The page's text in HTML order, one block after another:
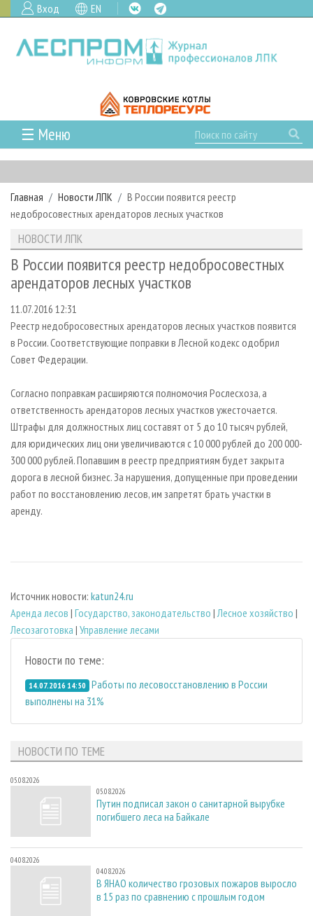
Вход EN
☰ Меню
ГЛАВНАЯ
РУБРИКИ И ТЕМЫ
РУБРИКИ ЖУРНАЛА
ЛЕСОЗАГОТОВКА
ЛЕСОПИЛЕНИЕ
СУШКА ДРЕВЕСИНЫ
ПРОИЗВОДСТВО ДРЕВЕСНЫХ ПЛИТ
ДЕРЕВЯННОЕ ДОМОСТРОЕНИЕ
ПРОИЗВОДСТВО МЕБЕЛИ
БИОЭНЕРГЕТИКА
ЦБП
ИНСТРУМЕНТ И МАТЕРИАЛЫ
НОВОСТИ
НОВОСТИ ЛПК
НОВОСТИ ЖУРНАЛА
ПРОЕКТЫ ЛПИ
АНАЛИТИКА
ПРЕДПРИЯТИЯ ЛПК
ПЕРСОНЫ
МОБИЛЬНЫЕ ВЫСТАВКИ
ОФИЦИАЛЬНЫЕ ДЕЛЕГАЦИИ
ПРИОРИТЕТНЫЕ ИНВЕСТПРОЕКТЫ
RUSSIAN FORESTRY REVIEW
ГАЗЕТА ЛЕСПРОМФОРУМ
БИБЛИОТЕКА СПЕЦИАЛИСТА
АРХИВ
АРХИВ ЖУРНАЛОВ
СТАТЬИ
О ЖУРНАЛЕ
ПОДПИСКА
КОНТАКТЫ
РЕКЛАМОДАТЕЛЯМ
РЕКЛАМА
РЕКЛАМА НА САЙТЕ
Главная Новости ЛПК
В России появится реестр
недобросовестных арендаторов лесных участков
НОВОСТИ ЛПК
В России появится реестр недобросовестных
арендаторов лесных участков
11.07.2016 12:31
Реестр недобросовестных арендаторов лесных участков появится
в России. Соответствующие поправки в Лесной кодекс одобрил
Совет Федерации.
Согласно поправкам расширяются полномочия Рослесхоза, а
ответственность арендаторов лесных участков ужесточается.
Штрафы для должностных лиц составят от 5 до 10 тысяч рублей,
для юридических лиц они увеличиваются с 10 000 рублей до 200 000-
300 000 рублей. Попавшим в реестр предприятиям будет закрыта
дорога в лесной бизнес. За нарушения, допущенные при проведении
работ по восстановлению лесов, им запретят брать участки в
аренду.
Источник новости: katun24.ru
Аренда лесов | Государство, законодательство |Лесное хозяйство |
Лесозаготовка | Управление лесами
Новости по теме:
14.07.2016 14:50 Работы по лесовосстановлению в России
выполнены на 31%
НОВОСТИ ПО ТЕМЕ
05.08.2026
05.08.2026
Путин подписал закон о санитарной вырубке
погибшего леса на Байкале
04.08.2026
04.08.2026
В ЯНАО количество грозовых пожаров выросло
в 15 раз по сравнению с прошлым годом